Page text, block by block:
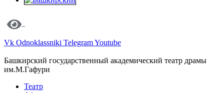
Vk Odnoklassniki TelegramYoutube
Башкирский государственный академический театр драмы
им.М.Гафури
Театр